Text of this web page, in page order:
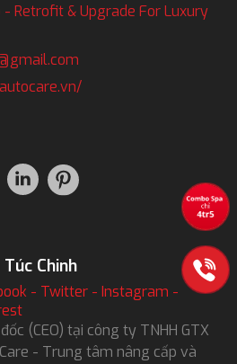
- Retrofit & Upgrade For Luxury
Chinh
- Twitter - Instagram -
(CEO) tại công ty TNHH GTX
- Trung tâm nâng cấp và